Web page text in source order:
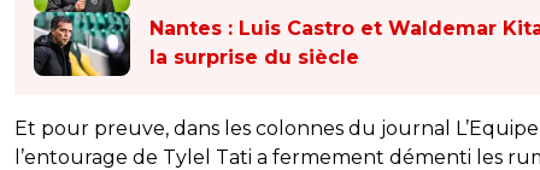
Nantes : Luis Castro et Waldemar
la surprise du siècle
Et pour preuve, dans les colonnes du journal
l’entourage de Tylel Tati a fermement démenti les